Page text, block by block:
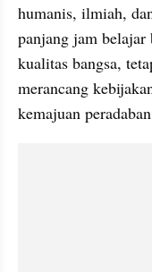
humanis, ilmiah,
panjang jam
kualitas bangsa,
merancang
kemajuan